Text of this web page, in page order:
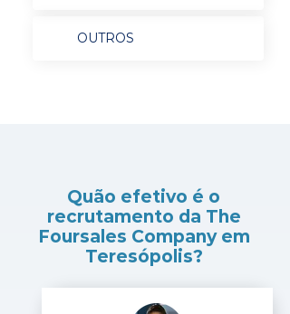
OUTROS
Quão efetivo é o
recrutamento da The
Foursales Company em
Teresópolis?